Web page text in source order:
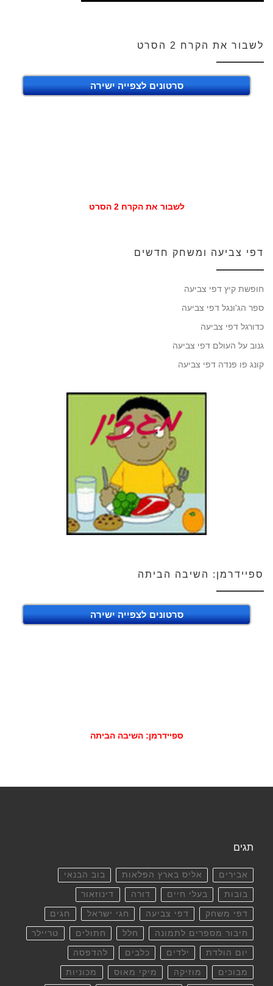
לשבור את הקרח 2 הסרט
סרטונים לצפייה ישירה
לשבור את הקרח 2 הסרט
דפי צביעה ומשחק חדשים
חופשת קיץ דפי צביעה
ספר הג'ונגל דפי צביעה
כדורגל דפי צביעה
גנוב על העולם דפי צביעה
קונג פו פנדה דפי צביעה
ספיידרמן: השיבה הביתה
סרטונים לצפייה ישירה
ספיידרמן: השיבה הביתה
תגים
אבירים אליס בארץ הפלאות בוב הבנאי
בובות בעלי חיים דורה דינוזאור
דפי משחק דפי צביעה חגי ישראל חגים
חיבור מספרים לתמונה חלל חתולים טריילר
יום הולדת ילדים כלבים להדפסה
מבוכים מוזיקה מיקי מאוס מכוניות